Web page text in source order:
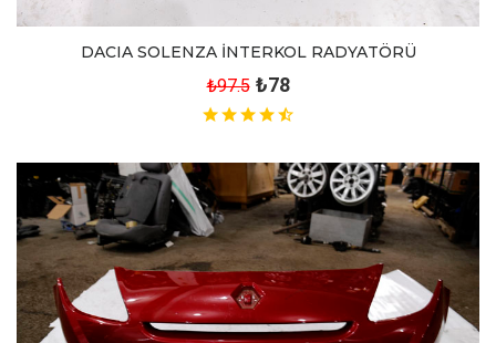
DACIA SOLENZA İNTERKOL RADYATÖRÜ
₺97.5 ₺78